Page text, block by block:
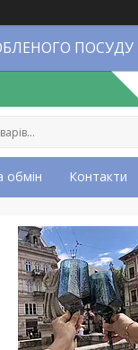
ПОСУДУ
обмін Контакти